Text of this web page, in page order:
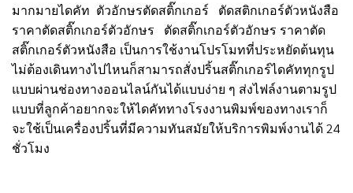
มากมายไดคัท ตัวอักษรตัดสติ๊กเกอร์ ตัดสติกเกอร์ตัวหนังสือ
ราคาตัดสติ๊กเกอร์ตัวอักษร ตัดสติ๊กเกอร์ตัวอักษร ราคาตัด
สติ๊กเกอร์ตัวหนังสือ เป็นการใช้งานโปรโมทที่ประหยัดต้นทุน
ไม่ต้องเดินทางไปไหนก็สามารถสั่งปริ้นสติ๊กเกอร์ไดคัททุกรูป
แบบผ่านช่องทางออนไลน์กันได้แบบง่าย ๆ ส่งไฟล์งานตามรูป
แบบที่ลูกค้าอยากจะให้ไดคัททางโรงงานพิมพ์ของทางเราก็
จะใช้เป็นเครื่องปริ้นที่มีความทันสมัยให้บริการพิมพ์งานได้ 24
ชั่วโมง